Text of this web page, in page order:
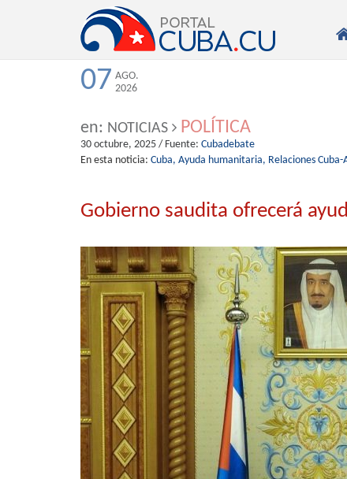
07 AGO.
2026
en: NOTICIAS POLÍTICA
30 octubre, 2025 / Fuente: Cubadebate
En esta noticia: Cuba, Ayuda humanitaria, Relaciones
Gobierno saudita ofrecerá